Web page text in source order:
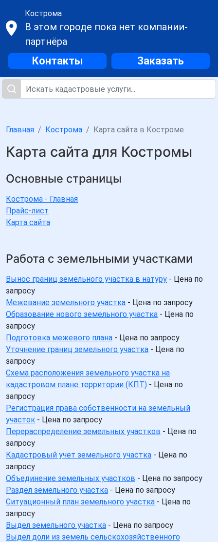
Кострома
В этом городе пока нет компании-
партнёра
Контакты Заказать
Главная Кострома Карта сайта в Костроме
Карта сайта для Костромы
Основные страницы
Кострома - Главная
Прайс-лист
Карта сайта
Работа с земельными участками
Вынос границ земельного участка в натуру - Цена по
запросу
Межевание земельного участка - Цена по запросу
Образование нового земельного участка - Цена по
запросу
Подготовка межевого плана - Цена по запросу
Уточнение границ земельного участка - Цена по
запросу
Схема расположения земельного участка на
кадастровом плане территории (КПТ) - Цена по
запросу
Регистрация права собственности на земельный
участок - Цена по запросу
Перераспределение земельных участков - Цена по
запросу
Кадастровый учет земельного участка - Цена по
запросу
Объединение земельных участков - Цена по запросу
Раздел земельного участка - Цена по запросу
Ситуационный план земельного участка - Цена по
запросу
Выдел земельного участка - Цена по запросу
Выдел доли из земель сельскохозяйственного